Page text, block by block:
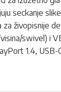
seckanje
živopisnije
swivel) i
1.4, USB-